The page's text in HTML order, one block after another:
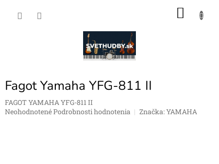
Fagot Yamaha YFG-811 II
FAGOT YAMAHA YFG-811 II
Priemerné
NeohodnotenéPodrobnosti hodnotenia Značka:YAMAHA